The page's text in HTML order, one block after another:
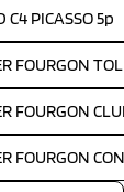
C4 PICASSO 5p
FOURGON
FOURGON
FOURGON